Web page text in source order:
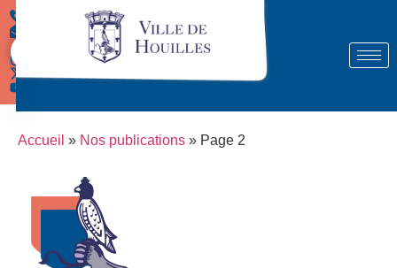
Démarches
Accueil » Nos publications » Page 2